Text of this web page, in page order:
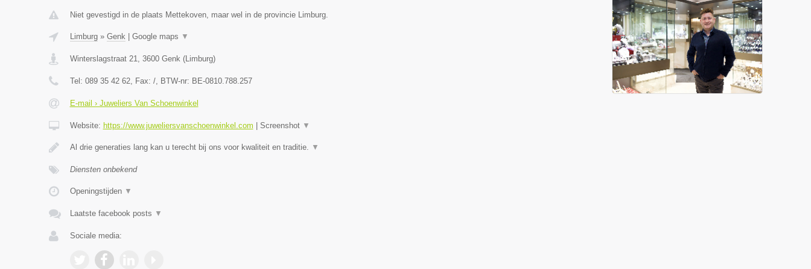
Niet gevestigd in de plaats Mettekoven, maar wel in de provincie Limburg.
Limburg» Genk| Google maps ▼
Winterslagstraat 21, 3600 Genk(Limburg)
Tel: 089 35 42 62, Fax: /, BTW-nr: BE-0810.788.257
E-mail › Juweliers Van Schoenwinkel
Website: https://www.juweliersvanschoenwinkel.com Screenshot ▼
Al drie generaties lang kan u terecht bij ons voor kwaliteit en traditie. ▼
Diensten onbekend
Openingstijden ▼
Laatste facebook posts ▼
Sociale media: